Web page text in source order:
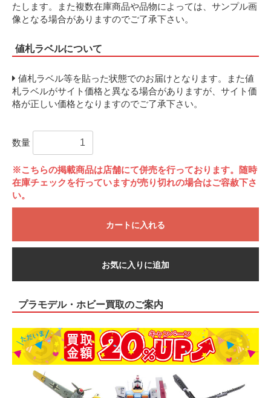
たします。また複数在庫商品や品物によっては、サンプル画
像となる場合がありますのでご了承下さい。
値札ラベルについて
値札ラベル等を貼った状態でのお届けとなります。また値
札ラベルがサイト価格と異なる場合がありますが、サイト価
格が正しい価格となりますのでご了承下さい。
数量
※こちらの掲載商品は店舗にて併売を行っております。随時
在庫チェックを行っていますが売り切れの場合はご容赦下さ
い。
カートに入れる
お気に入りに追加
プラモデル・ホビー買取のご案内